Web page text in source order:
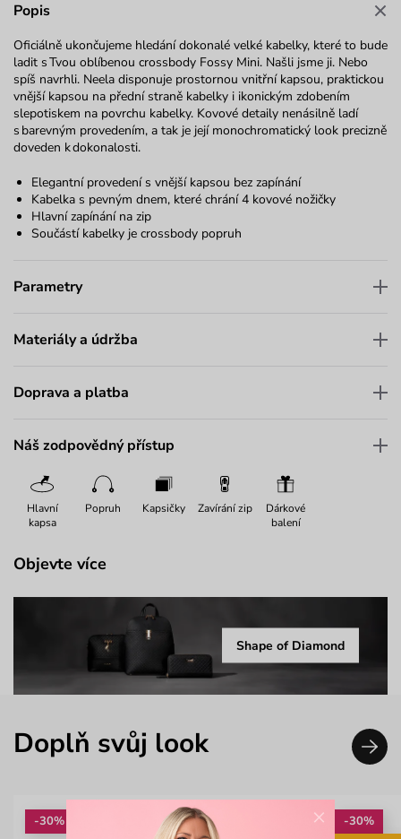
Popis
Oficiálně ukončujeme hledání dokonalé velké kabelky, které to bude
ladit s Tvou oblíbenou crossbody Fossy Mini. Našli jsme ji. Nebo
spíš navrhli. Neela disponuje prostornou vnitřní kapsou, praktickou
vnější kapsou na přední straně kabelky i ikonickým zdobením
slepotiskem na povrchu kabelky. Kovové detaily nenásilně ladí
s barevným provedením, a tak je její monochromatický look precizně
doveden k dokonalosti.
Elegantní provedení s vnější kapsou bez zapínání
Kabelka s pevným dnem, které chrání 4 kovové nožičky
Hlavní zapínání na zip
Součástí kabelky je crossbody popruh
Parametry
Materiály a údržba
Doprava a platba
Náš zodpovědný přístup
Hlavní
kapsa
Popruh Kapsičky Zavírání zip
Dárkové
balení
Objevte více
Shape of Diamond
Doplň svůj look
-30%
-30%
×